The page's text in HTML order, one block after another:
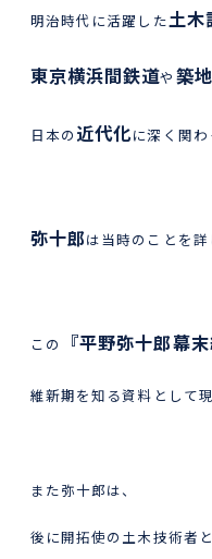
明治時代に活躍した土木
東京横浜間鉄道や 築
日本の 近代化に深く関わ
弥十郎は当時のことを詳
この 『平野弥十郎幕末
維新期を知る資料として
また弥十郎は、
後に開拓使の土木技術者